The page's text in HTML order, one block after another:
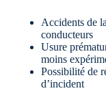
Accidents de
conducteurs
Usure
moins
Possibilité de
d’incident